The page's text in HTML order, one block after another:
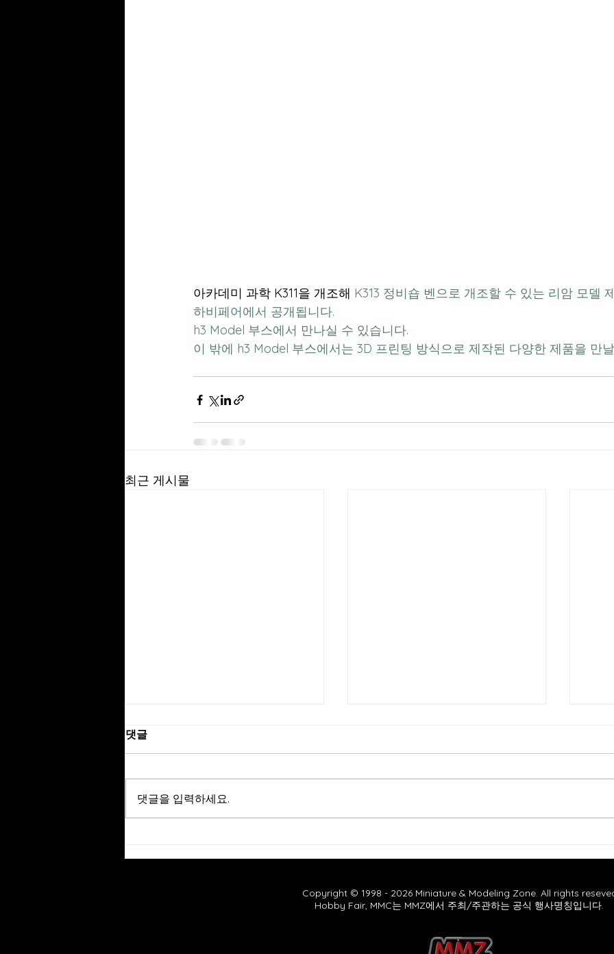
아카데미 과학 K311을 개조해 K313 정비숍 벤으로 개조할 수 있는 리암 모델
하비페어에서 공개됩니다.
h3 Model 부스에서 만나실 수 있습니다.
이 밖에 h3 Model 부스에서는 3D 프린팅 방식으로 제작된 다양한 제품을 만
최근 게시물
재 기사 수록
안내
댓글
댓글을 입력하세요.
Copyright © 1998 - 2026 Miniature & Modeling Zone. All rights
Hobby Fair, MMC는 MMZ에서 주최/주관하는 공식 행사명칭입니다.